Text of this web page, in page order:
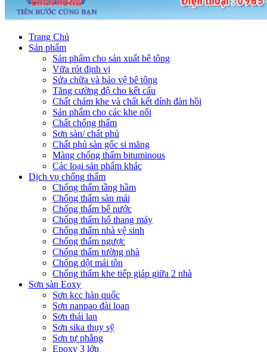
Trang Chủ
Sản phẩm
Sản phẩm cho sản xuất bê tông
Vữa rót định vị
Sửa chữa và bảo vệ bê tông
Tăng cường độ cho kết cấu
Chất chám khe và chất kết dính đàn hồi
Sản phẩm cho các khe nối
Chất chống thấm
Sơn sàn/ chất phủ
Chất phủ sàn gốc si măng
Màng chống thấm bituminous
Các loại sản phẩm khác
Dịch vụ chống thấm
Chống thấm tầng hầm
Chống thấm sàn mái
Chống thấm bể nước
Chống thấm hố thang máy
Chống thấm nhà vệ sinh
Chống thấm ngược
Chống thấm tường nhà
Chống dột mái tôn
Chống thấm khe tiếp giáp giữa 2 nhà
Sơn sàn Eoxy
Sơn kcc hàn quốc
Sơn nanpao đài loan
Sơn thái lan
Sơn sika thụy sỹ
Sơn tự phẳng
Epoxy 3 lớp